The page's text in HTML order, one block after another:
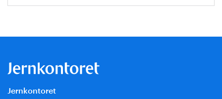
Jernkontoret